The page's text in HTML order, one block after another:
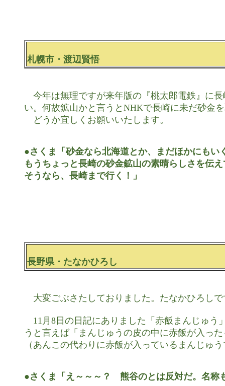
札幌市・渡辺賢悟
今年は無理ですが来年版の『桃太郎電鉄』に
い。何故鉱山かと言うとNHKで長崎に未だ砂金
どうか宜しくお願いいたします。
●さくま「砂金なら北海道とか、まだほかにもい
もうちょっと長崎の砂金鉱山の素晴らしさを伝
長野県・たなかひろし
大変ごぶさたしておりました。たなかひろしで
11月8日の日記にありました「赤飯まんじゅう
うと言えば「まんじゅうの皮の中に赤飯が入っ
（あんこの代わりに赤飯が入っているまんじゅ
●さくま「え～～～？　熊谷のとは反対だ。名称